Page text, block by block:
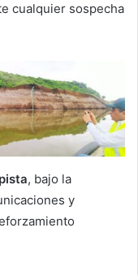
cualquier sospecha
, bajo la
y